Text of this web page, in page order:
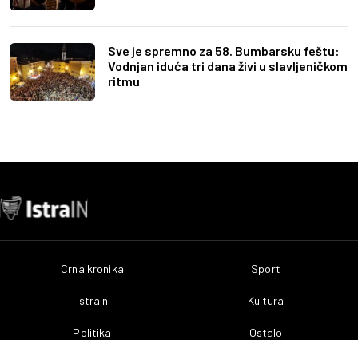
Sve je spremno za 58. Bumbarsku feštu:
Vodnjan iduća tri dana živi u slavljeničkom
ritmu
Crna kronika
IstraIn
Politika
Sport
Kultura
Ostalo